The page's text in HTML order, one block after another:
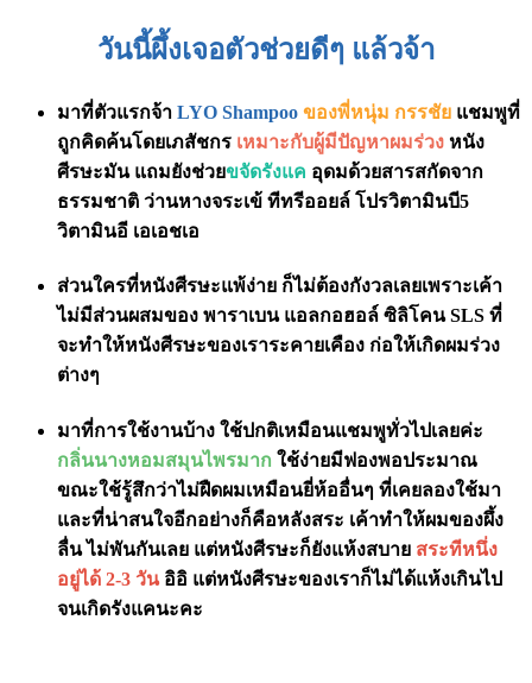
วันนี้ผึ้งเจอตัวช่วยดีๆ แล้วจ้า
มาที่ตัวแรกจ้า LYO Shampoo ของพี่หนุ่ม กรรชัย แชมพูที่
ถูกคิดค้นโดยเภสัชกร เหมาะกับผู้มีปัญหาผมร่วง หนัง
ศีรษะมัน แถมยังช่วยขจัดรังแค อุดมด้วยสารสกัดจาก
ธรรมชาติ ว่านหางจระเข้ ทีทรีออยล์ โปรวิตามินบี5
วิตามินอี เอเอชเอ
ส่วนใครที่หนังศีรษะแพ้ง่าย ก็ไม่ต้องกังวลเลยเพราะเค้า
ไม่มีส่วนผสมของ พาราเบน แอลกอฮอล์ ซิลิโคน SLS ที่
จะทำให้หนังศีรษะของเราระคายเคือง ก่อให้เกิดผมร่วง
ต่างๆ
มาที่การใช้งานบ้าง ใช้ปกติเหมือนแชมพูทั่วไปเลยค่ะ
กลิ่นนางหอมสมุนไพรมาก ใช้ง่ายมีฟองพอประมาณ
ขณะใช้รู้สึกว่าไม่ฝืดผมเหมือนยี่ห้ออื่นๆ ที่เคยลองใช้มา
และที่น่าสนใจอีกอย่างก็คือหลังสระ เค้าทำให้ผมของผึ้ง
ลื่น ไม่พันกันเลย แต่หนังศีรษะก็ยังแห้งสบาย สระทีหนึ่ง
อยู่ได้ 2-3 วันอิอิ แต่หนังศีรษะของเราก็ไม่ได้แห้งเกินไป
จนเกิดรังแคนะคะ